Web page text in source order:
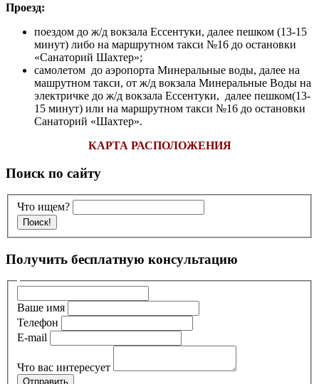
Проезд:
поездом до ж/д вокзала Ессентуки, далее пешком (13-15
минут) либо на маршрутном такси №16 до остановки
«Санаторий Шахтер»;
самолетом до аэропорта Минеральные воды, далее на
машрутном такси, от ж/д вокзала Минеральные Воды на
электричке до ж/д вокзала Ессентуки, далее пешком(13-
15 минут) или на маршрутном такси №16 до остановки
Санаторий «Шахтер».
КАРТА РАСПОЛОЖЕНИЯ
Поиск по сайту
Что ищем?
Получить бесплатную консультацию
Ваше имя
Телефон
E-mail
Что вас интересует